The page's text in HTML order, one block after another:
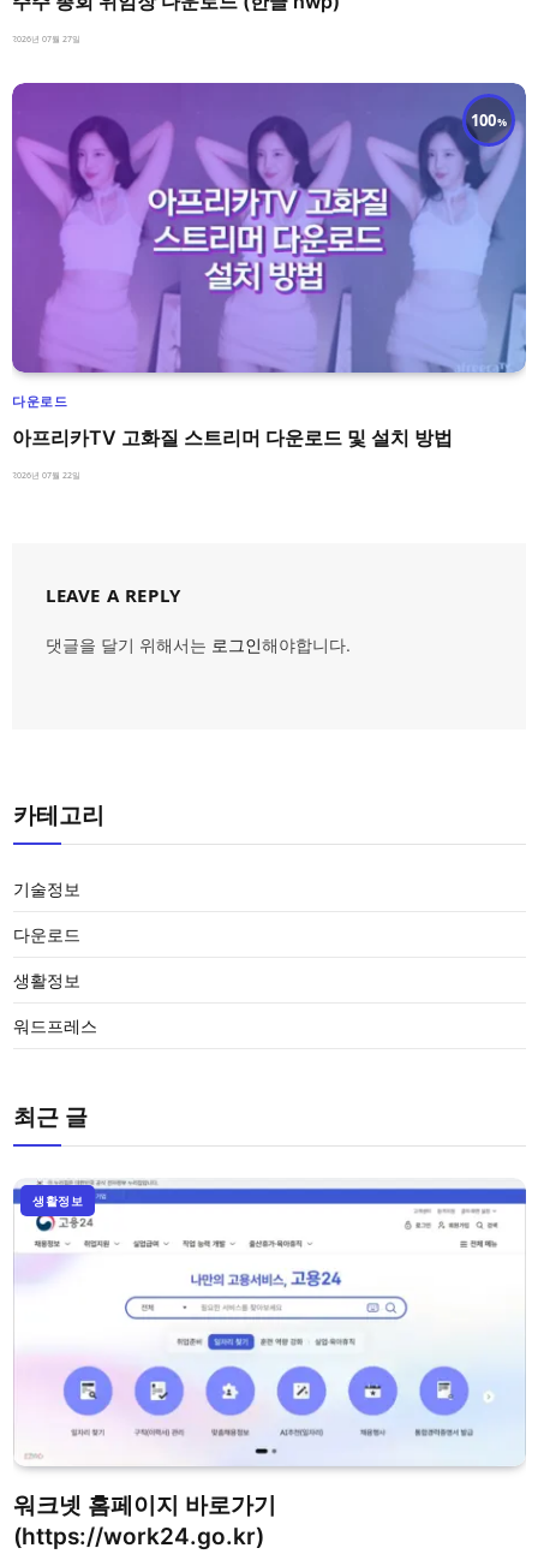
2026년 07월 27일
100
다운로드
아프리카TV 고화질 스트리머 다운로드 및 설치 방법
2026년 07월 22일
LEAVE A REPLY
댓글을 달기 위해서는 로그인해야합니다.
카테고리
기술정보
다운로드
생활정보
워드프레스
최근 글
생활정보
워크넷 홈페이지 바로가기
(https://work24.go.kr)